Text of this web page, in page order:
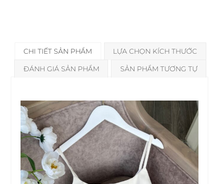
CHI TIẾT SẢN PHẨM
LỰA CHỌN KÍCH THƯỚC
ĐÁNH GIÁ SẢN PHẨM
SẢN PHẨM TƯƠNG TỰ